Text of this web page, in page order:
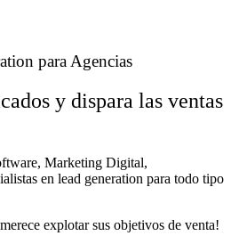
para Agencias
y dispara las ventas
Marketing Digital,
en lead generation para todo tipo
explotar sus objetivos de venta!